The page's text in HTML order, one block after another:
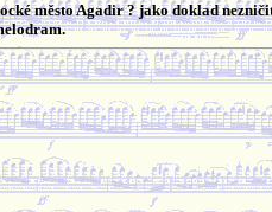
město Agadir ? jako doklad